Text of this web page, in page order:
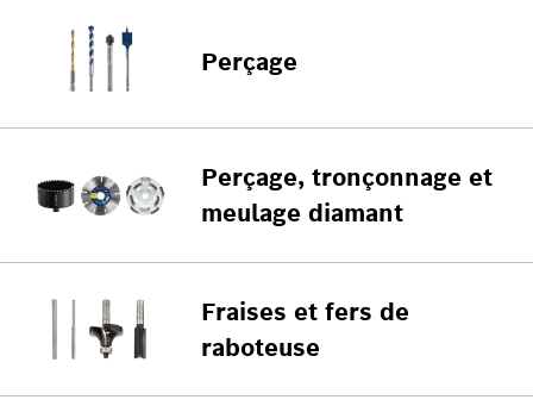
Perçage
Perçage, tronçonnage et
meulage diamant
Fraises et fers de
raboteuse